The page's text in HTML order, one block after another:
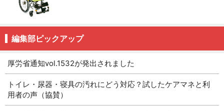
編集部ピックアップ
厚労省通知vol.1532が発出されました
トイレ・尿器・寝具の汚れにどう対応？試したケアマネと利
用者の声（協賛）